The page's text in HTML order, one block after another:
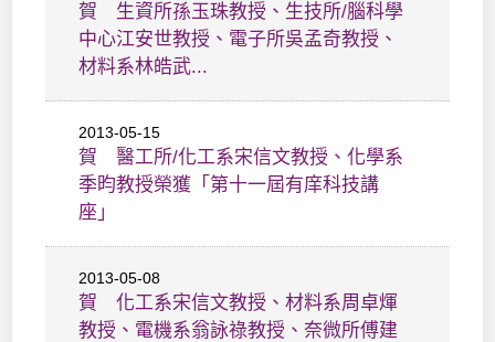
賀 生資所孫玉珠教授、生技所/腦科學
中心江安世教授、電子所吳孟奇教授、
材料系林皓武...
2013-05-15
賀 醫工所/化工系宋信文教授、化學系
季昀教授榮獲「第十一屆有庠科技講
座」
2013-05-08
賀 化工系宋信文教授、材料系周卓煇
教授、電機系翁詠祿教授、奈微所傅建